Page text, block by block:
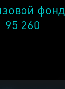
фонд
95 260